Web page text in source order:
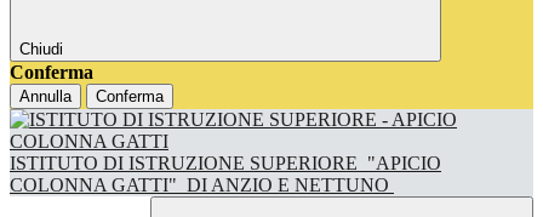
Chiudi
Conferma
Annulla Conferma
ISTITUTO DI ISTRUZIONE SUPERIORE "APICIO
COLONNA GATTI" DI ANZIO E NETTUNO